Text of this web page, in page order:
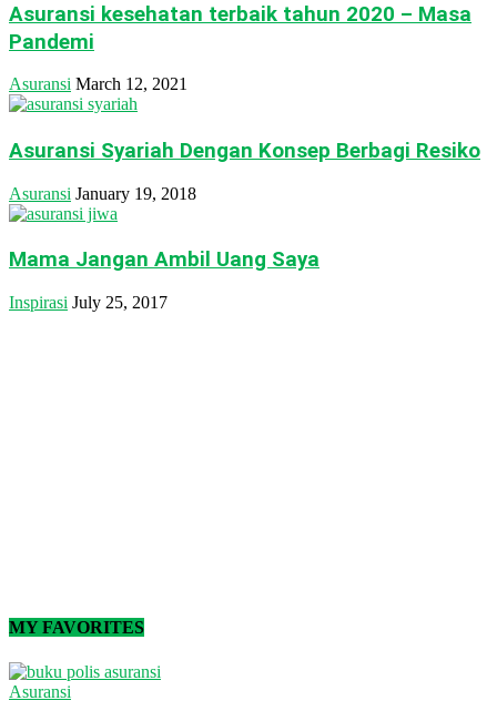
Asuransi kesehatan terbaik tahun 2020 – Masa
Pandemi
Asuransi March 12, 2021
Asuransi Syariah Dengan Konsep Berbagi Resiko
Asuransi January 19, 2018
Mama Jangan Ambil Uang Saya
Inspirasi July 25, 2017
MY FAVORITES
Asuransi